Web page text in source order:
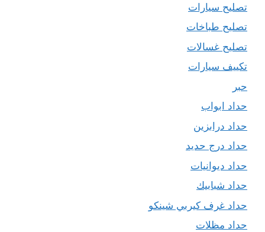
تصليح سيارات
تصليح طباخات
تصليح غسالات
تكييف سيارات
حبر
حداد ابواب
حداد درابزين
حداد درج حديد
حداد ديوانيات
حداد شبابيك
حداد غرف كيربي شينكو
حداد مظلات